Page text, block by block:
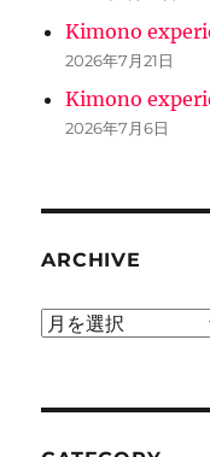
Kimono
2026年7月21日
Kimono
2026年7月6日
ARCHIVE
ARCHIVE